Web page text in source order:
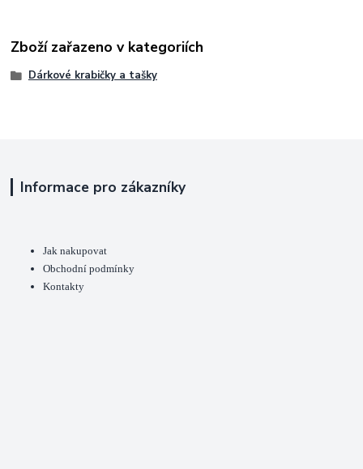
Zboží zařazeno v kategoriích
Dárkové krabičky a tašky
Informace pro zákazníky
Jak nakupovat
Obchodní podmínky
Kontakty